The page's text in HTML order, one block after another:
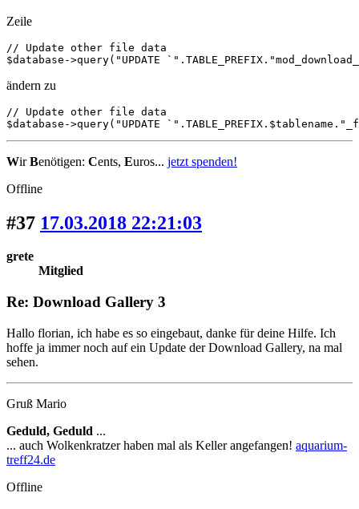
Zeile
// Update other file data
$database->query("UPDATE
ändern zu
// Update other file data
$database->query("UPDATE
WirBenötigen: Cents, Euros... jetzt spenden!
Offline
#37 17.03.2018 22:21:03
grete
Mitglied
Re: Download Gallery 3
Hallo florian, ich habe es so eingebaut, danke für deine Hilfe. Ich
hoffe ja immer noch auf ein Update der Download Gallery, na mal
sehen.
Gruß Mario
Geduld, Geduld ...
... auch Wolkenkratzer haben mal als Keller angefangen! aquarium-
treff24.de
Offline